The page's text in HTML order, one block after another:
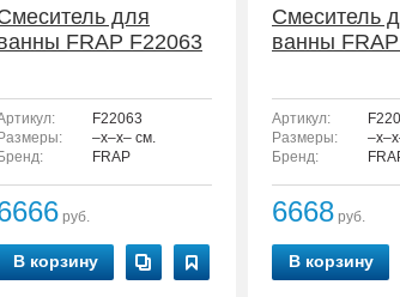
для
FRAP F22063
F22063
Размеры:
–x–x– см.
Бренд:
FRAP
руб.
В корзину
Смеситель
ванны
Артикул:
Размеры:
Бренд:
6668 руб.
В корзину